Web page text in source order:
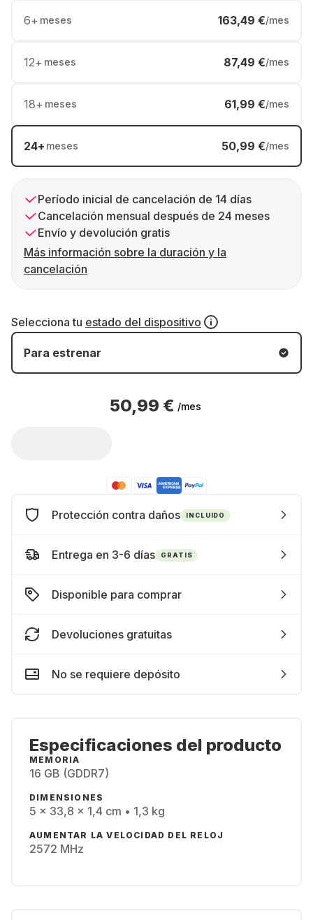
6+ meses 163,49 €/mes
12+ meses 87,49 €/mes
18+ meses 61,99 €/mes
24+ meses 50,99 €/mes
Período inicial de cancelación de 14 días
Cancelación mensual después de 24 meses
Envío y devolución gratis
Más información sobre la duración y la
cancelación
Selecciona tu estado del dispositivo
Para estrenar
50,99 € /mes
Protección contra daños INCLUIDO
Entrega en 3-6 días GRATIS
Disponible para comprar
Devoluciones gratuitas
No se requiere depósito
Especificaciones del producto
MEMORIA
16 GB (GDDR7)
DIMENSIONES
5 x 33,8 x 1,4 cm • 1,3 kg
AUMENTAR LA VELOCIDAD DEL RELOJ
2572 MHz